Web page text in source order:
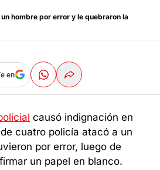
hombre por error y le quebraron la
en
causó indignación en
cuatro policía atacó a un
por error, luego de
un papel en blanco.